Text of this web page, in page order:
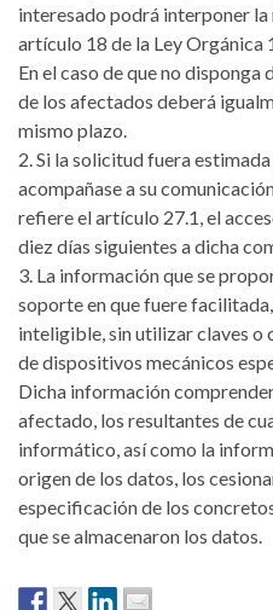
interesado podrá interponer
artículo 18 de la Ley
En el caso de que no
de los afectados deberá
mismo plazo.
2. Si la solicitud fuera
acompañase a su
refiere el artículo 27.1, el
diez días siguientes a dicha
3. La información que se
soporte en que fuere
inteligible, sin utilizar claves o
de dispositivos mecánicos
Dicha información
afectado, los resultantes de
informático, así como la
origen de los datos, los
especificación de los
que se almacenaron los datos.